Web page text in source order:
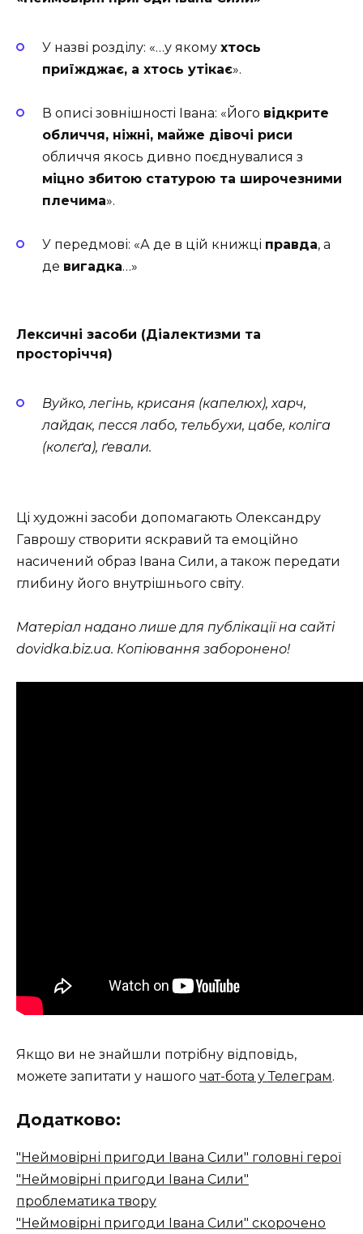
У назві розділу: «…у якому хтось
приїжджає, а хтось утікає».
В описі зовнішності Івана: «Його відкрите
обличчя, ніжні, майже дівочі риси
обличчя якось дивно поєднувалися з
міцно збитою статурою та широчезними
плечима».
У передмові: «А де в цій книжці правда, а
де вигадка…»
Лексичні засоби (Діалектизми та
просторіччя)
Вуйко, легінь, крисаня (капелюх), харч,
лайдак, песся лабо, тельбухи, цабе, коліга
(колєґа), ґевали.
Ці художні засоби допомагають Олександру
Гаврошу створити яскравий та емоційно
насичений образ Івана Сили, а також передати
глибину його внутрішнього світу.
Матеріал надано лише для публікації на сайті
dovidka.biz.ua. Копіювання заборонено!
Якщо ви не знайшли потрібну відповідь,
можете запитати у нашого чат-бота у Телеграм.
Додатково:
"Неймовірні пригоди Івана Сили" головні герої
"Неймовірні пригоди Івана Сили"
проблематика твору
"Неймовірні пригоди Івана Сили" скорочено